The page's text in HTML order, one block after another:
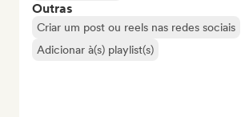
Outras
Criar um post ou reels nas redes sociais
Adicionar à(s) playlist(s)